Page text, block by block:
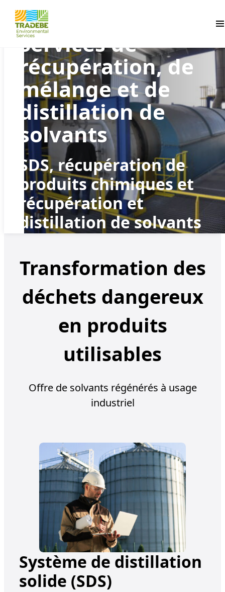
Services de
récupération, de
mélange et de
distillation de
solvants
SDS, récupération de
produits chimiques et
récupération et
distillation de solvants
Transformation des
déchets dangereux
en produits
utilisables
Offre de solvants régénérés à usage
industriel
Système de distillation
solide (SDS)